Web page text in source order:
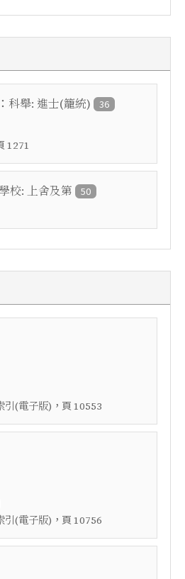
科舉: 進士(籠統) 36
1271
校: 上舍及第 50
引(電子版) ，頁 10553
引(電子版) ，頁 10756